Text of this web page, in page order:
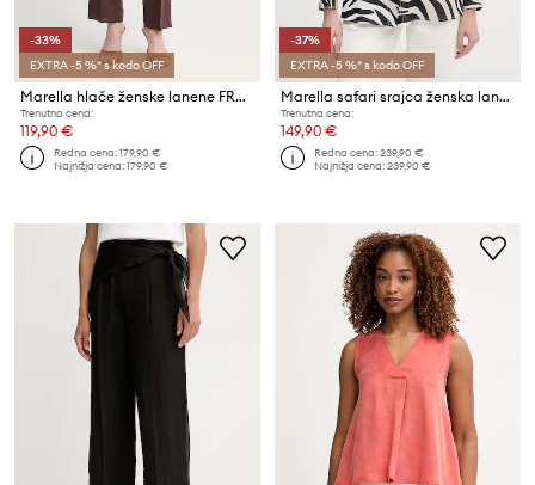
-33%
EXTRA -5 %* s kodo OFF
Marella hlače ženske lanene FRAGOLA
Trenutna cena:
119,90 €
Redna cena:179,90 €
Najnižja cena:179,90 €
-37%
EXTRA -5 %* s kodo OFF
Marella safari srajca ženska lanena PERGOLA
Trenutna cena:
149,90 €
Redna cena:239,90 €
Najnižja cena:239,90 €